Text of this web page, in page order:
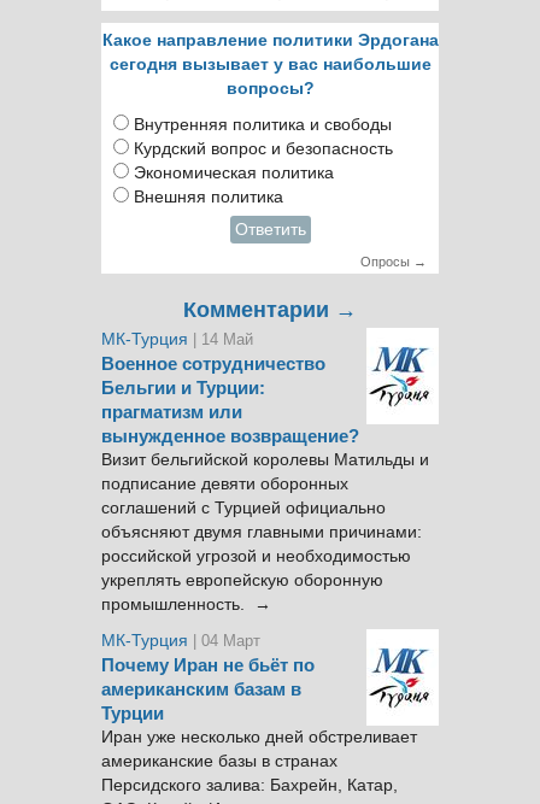
Какое направление политики Эрдогана
сегодня вызывает у вас наибольшие
вопросы?
Внутренняя политика и свободы
Курдский вопрос и безопасность
Экономическая политика
Внешняя политика
Ответить
Опросы →
Комментарии →
МК-Турция | 14 Май
Военное сотрудничество
Бельгии и Турции:
прагматизм или
вынужденное возвращение?
Визит бельгийской королевы Матильды и
подписание девяти оборонных
соглашений с Турцией официально
объясняют двумя главными причинами:
российской угрозой и необходимостью
укреплять европейскую оборонную
промышленность. →
МК-Турция
| 04 Март
Почему Иран не бьёт по
американским базам в
Турции
Иран уже несколько дней обстреливает
американские базы в странах
Персидского залива: Бахрейн, Катар,